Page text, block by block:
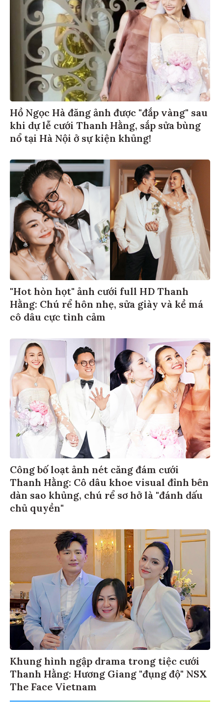
Hồ Ngọc Hà đăng ảnh được "đắp vàng" sau
khi dự lễ cưới Thanh Hằng, sắp sửa bùng
nổ tại Hà Nội ở sự kiện khủng!
"Hot hòn họt" ảnh cưới full HD Thanh
Hằng: Chú rể hôn nhẹ, sửa giày và kề má
cô dâu cực tình cảm
Công bố loạt ảnh nét căng đám cưới
Thanh Hằng: Cô dâu khoe visual đỉnh bên
dàn sao khủng, chú rể sơ hở là "đánh dấu
chủ quyền"
Khung hình ngập drama trong tiệc cưới
Thanh Hằng: Hương Giang "đụng độ" NSX
The Face Vietnam